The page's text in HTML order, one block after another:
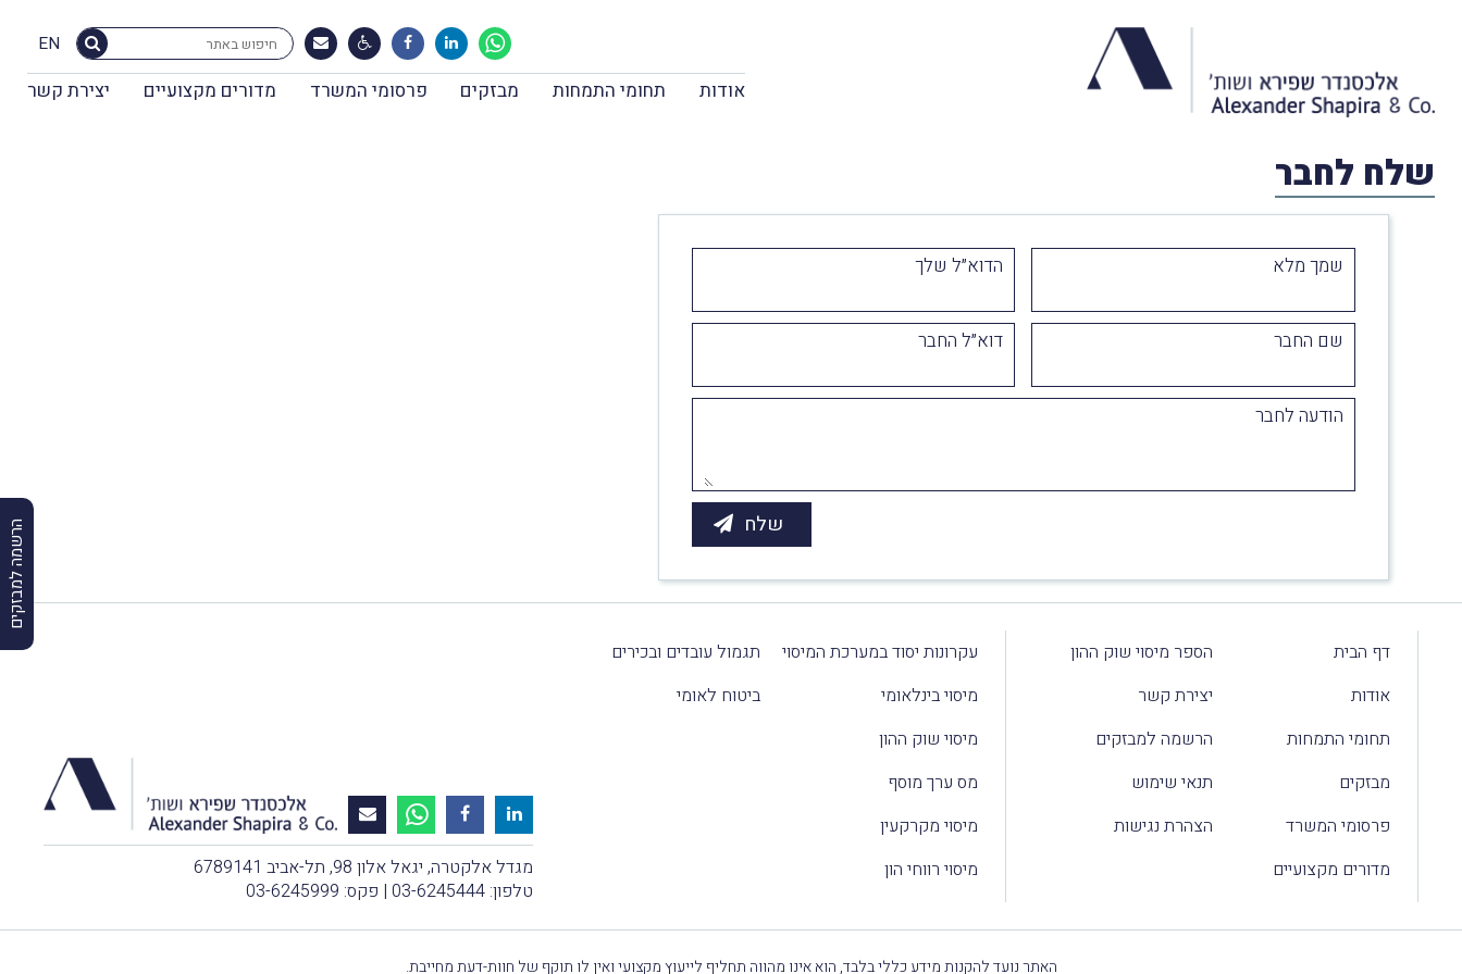
EN
אודות תחומי התמחות מבזקים פרסומי המשרד מדורים מקצועיים יצירת קשר
הרשמה למבזקים
שלח לחבר
שמך מלא הדוא״ל שלך
שם החבר דוא״ל החבר
הודעה לחבר
דף הבית
אודות
תחומי התמחות
מבזקים
פרסומי המשרד
מדורים מקצועיים
הספר מיסוי שוק ההון
יצירת קשר
הרשמה למבזקים
תנאי שימוש
הצהרת נגישות
עקרונות יסוד במערכת המיסוי
מיסוי בינלאומי
מיסוי שוק ההון
מס ערך מוסף
מיסוי מקרקעין
מיסוי רווחי הון
תגמול עובדים ובכירים
ביטוח לאומי
מגדל אלקטרה, יגאל אלון 98, תל-אביב 6789141
טלפון: 03-6245444 | פקס: 03-6245999
האתר נועד להקנות מידע כללי בלבד, הוא אינו מהווה תחליף לייעוץ מקצועי ואין לו תוקף של חוות-דעת מחייבת.